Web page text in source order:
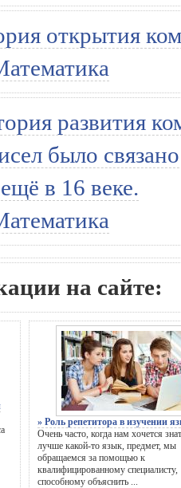
открытия
развития
было
в 16 веке.
на сайте:
» Роль репетитора в изучении
Очень часто, когда нам хочется
лучше какой-то язык, предмет, мы
обращаемся за помощью к
квалифицированному специалисту,
способному объяснить ...